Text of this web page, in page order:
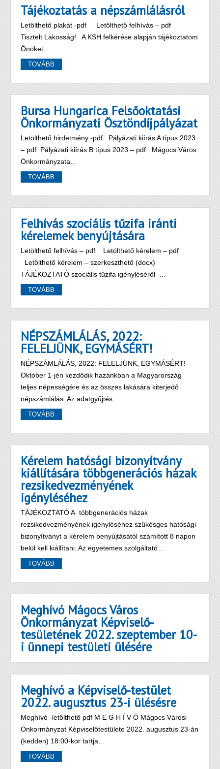
Tájékoztatás a népszámlálásról
Letölthető plakát -pdf Letölthető felhívás – pdf
Tisztelt Lakosság! A KSH felkérése alapján tájékoztatom
Önöket…
TOVÁBB
Bursa Hungarica Felsőoktatási
Önkormányzati Ösztöndíjpályázat
Letölthető hirdetmény -pdf Pályázati kiírás A típus 2023
– pdf Pályázati kiírás B típus 2023 – pdf Mágocs Város
Önkormányzata…
TOVÁBB
Felhívás szociális tűzifa iránti
kérelemek benyújtására
Letölthető felhívás – pdf Letölthető kérelem – pdf
Letölthető kérelem – szerkeszthető (docx)
TÁJÉKOZTATÓ szociális tűzifa igényléséről …
TOVÁBB
NÉPSZÁMLÁLÁS, 2022:
FELELJÜNK, EGYMÁSÉRT!
NÉPSZÁMLÁLÁS, 2022: FELELJÜNK, EGYMÁSÉRT!
Október 1-jén kezdődik hazánkban a Magyarország
teljes népességére és az összes lakására kiterjedő
népszámlálás. Az adatgyűjtés…
TOVÁBB
Kérelem hatósági bizonyítvány
kiállítására többgenerációs házak
rezsikedvezményének
igényléséhez
TÁJÉKOZTATÓ A többgenerációs házak
rezsikedvezményének igényléséhez szükésges hatósági
bizonyítványt a kérelem benyújtásától számított 8 napon
belül kell kiállítani. Az egyetemes szolgáltató…
TOVÁBB
Meghívó Mágocs Város
Önkormányzat Képviselő-
tesületének 2022. szeptember 10-
i ünnepi testületi ülésére
Meghívó a Képviselő-testület
2022. augusztus 23-i ülésésre
Meghívó -letölthető pdf M E G H Í V Ó Mágocs Városi
Önkormányzat Képviselőtestülete 2022. augusztus 23-án
(kedden) 18:00-kor tartja…
TOVÁBB